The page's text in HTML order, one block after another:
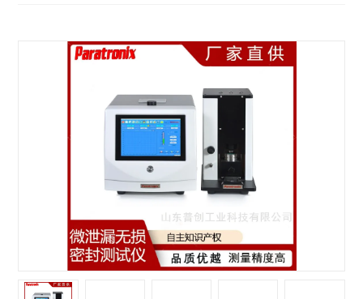
真空衰减法密封检漏仪
水性笔泄漏密封测试仪
泄漏与密封强度测试仪
正压密封测试仪